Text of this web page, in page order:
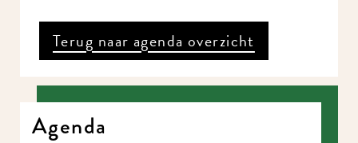
Terug naar agenda overzicht
Agenda